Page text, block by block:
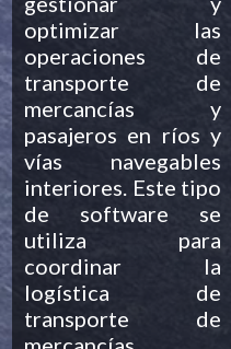
optimizar las
operaciones de
transporte de
mercancías y
pasajeros en ríos y
vías navegables
interiores. Este tipo
de software se
utiliza para
coordinar la
logística de
transporte de